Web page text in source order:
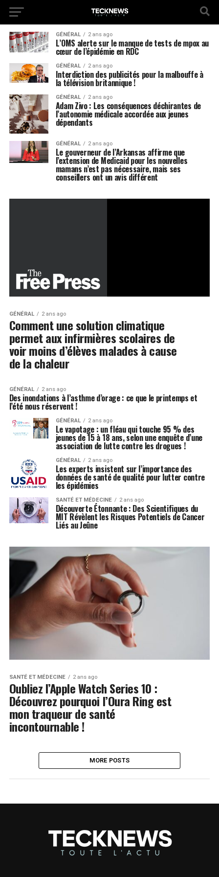
GÉNÉRAL 2 ans ago
L’OMS alerte sur le manque de tests de mpox au
cœur de l’épidémie en RDC
GÉNÉRAL 2 ans ago
Interdiction des publicités pour la malbouffe à
la télévision britannique !
GÉNÉRAL 2 ans ago
Adam Zivo : Les conséquences déchirantes de
l’autonomie médicale accordée aux jeunes
dépendants
GÉNÉRAL 2 ans ago
Le gouverneur de l’Arkansas affirme que
l’extension de Medicaid pour les nouvelles
mamans n’est pas nécessaire, mais ses
conseillers ont un avis différent
GÉNÉRAL 2 ans ago
Comment une solution climatique
permet aux infirmières scolaires de
voir moins d’élèves malades à cause
de la chaleur
GÉNÉRAL 2 ans ago
Des inondations à l’asthme d’orage : ce que le printemps et
l’été nous réservent !
GÉNÉRAL 2 ans ago
Le vapotage : un fléau qui touche 95 % des
jeunes de 15 à 18 ans, selon une enquête d’une
association de lutte contre les drogues !
GÉNÉRAL 2 ans ago
Les experts insistent sur l’importance des
données de santé de qualité pour lutter contre
les épidémies
SANTÉ ET MÉDECINE 2 ans ago
Découverte Étonnante : Des Scientifiques du
MIT Révèlent les Risques Potentiels de Cancer
Liés au Jeûne
SANTÉ ET MÉDECINE 2 ans ago
Oubliez l’Apple Watch Series 10 :
Découvrez pourquoi l’Oura Ring est
mon traqueur de santé
incontournable !
MORE POSTS